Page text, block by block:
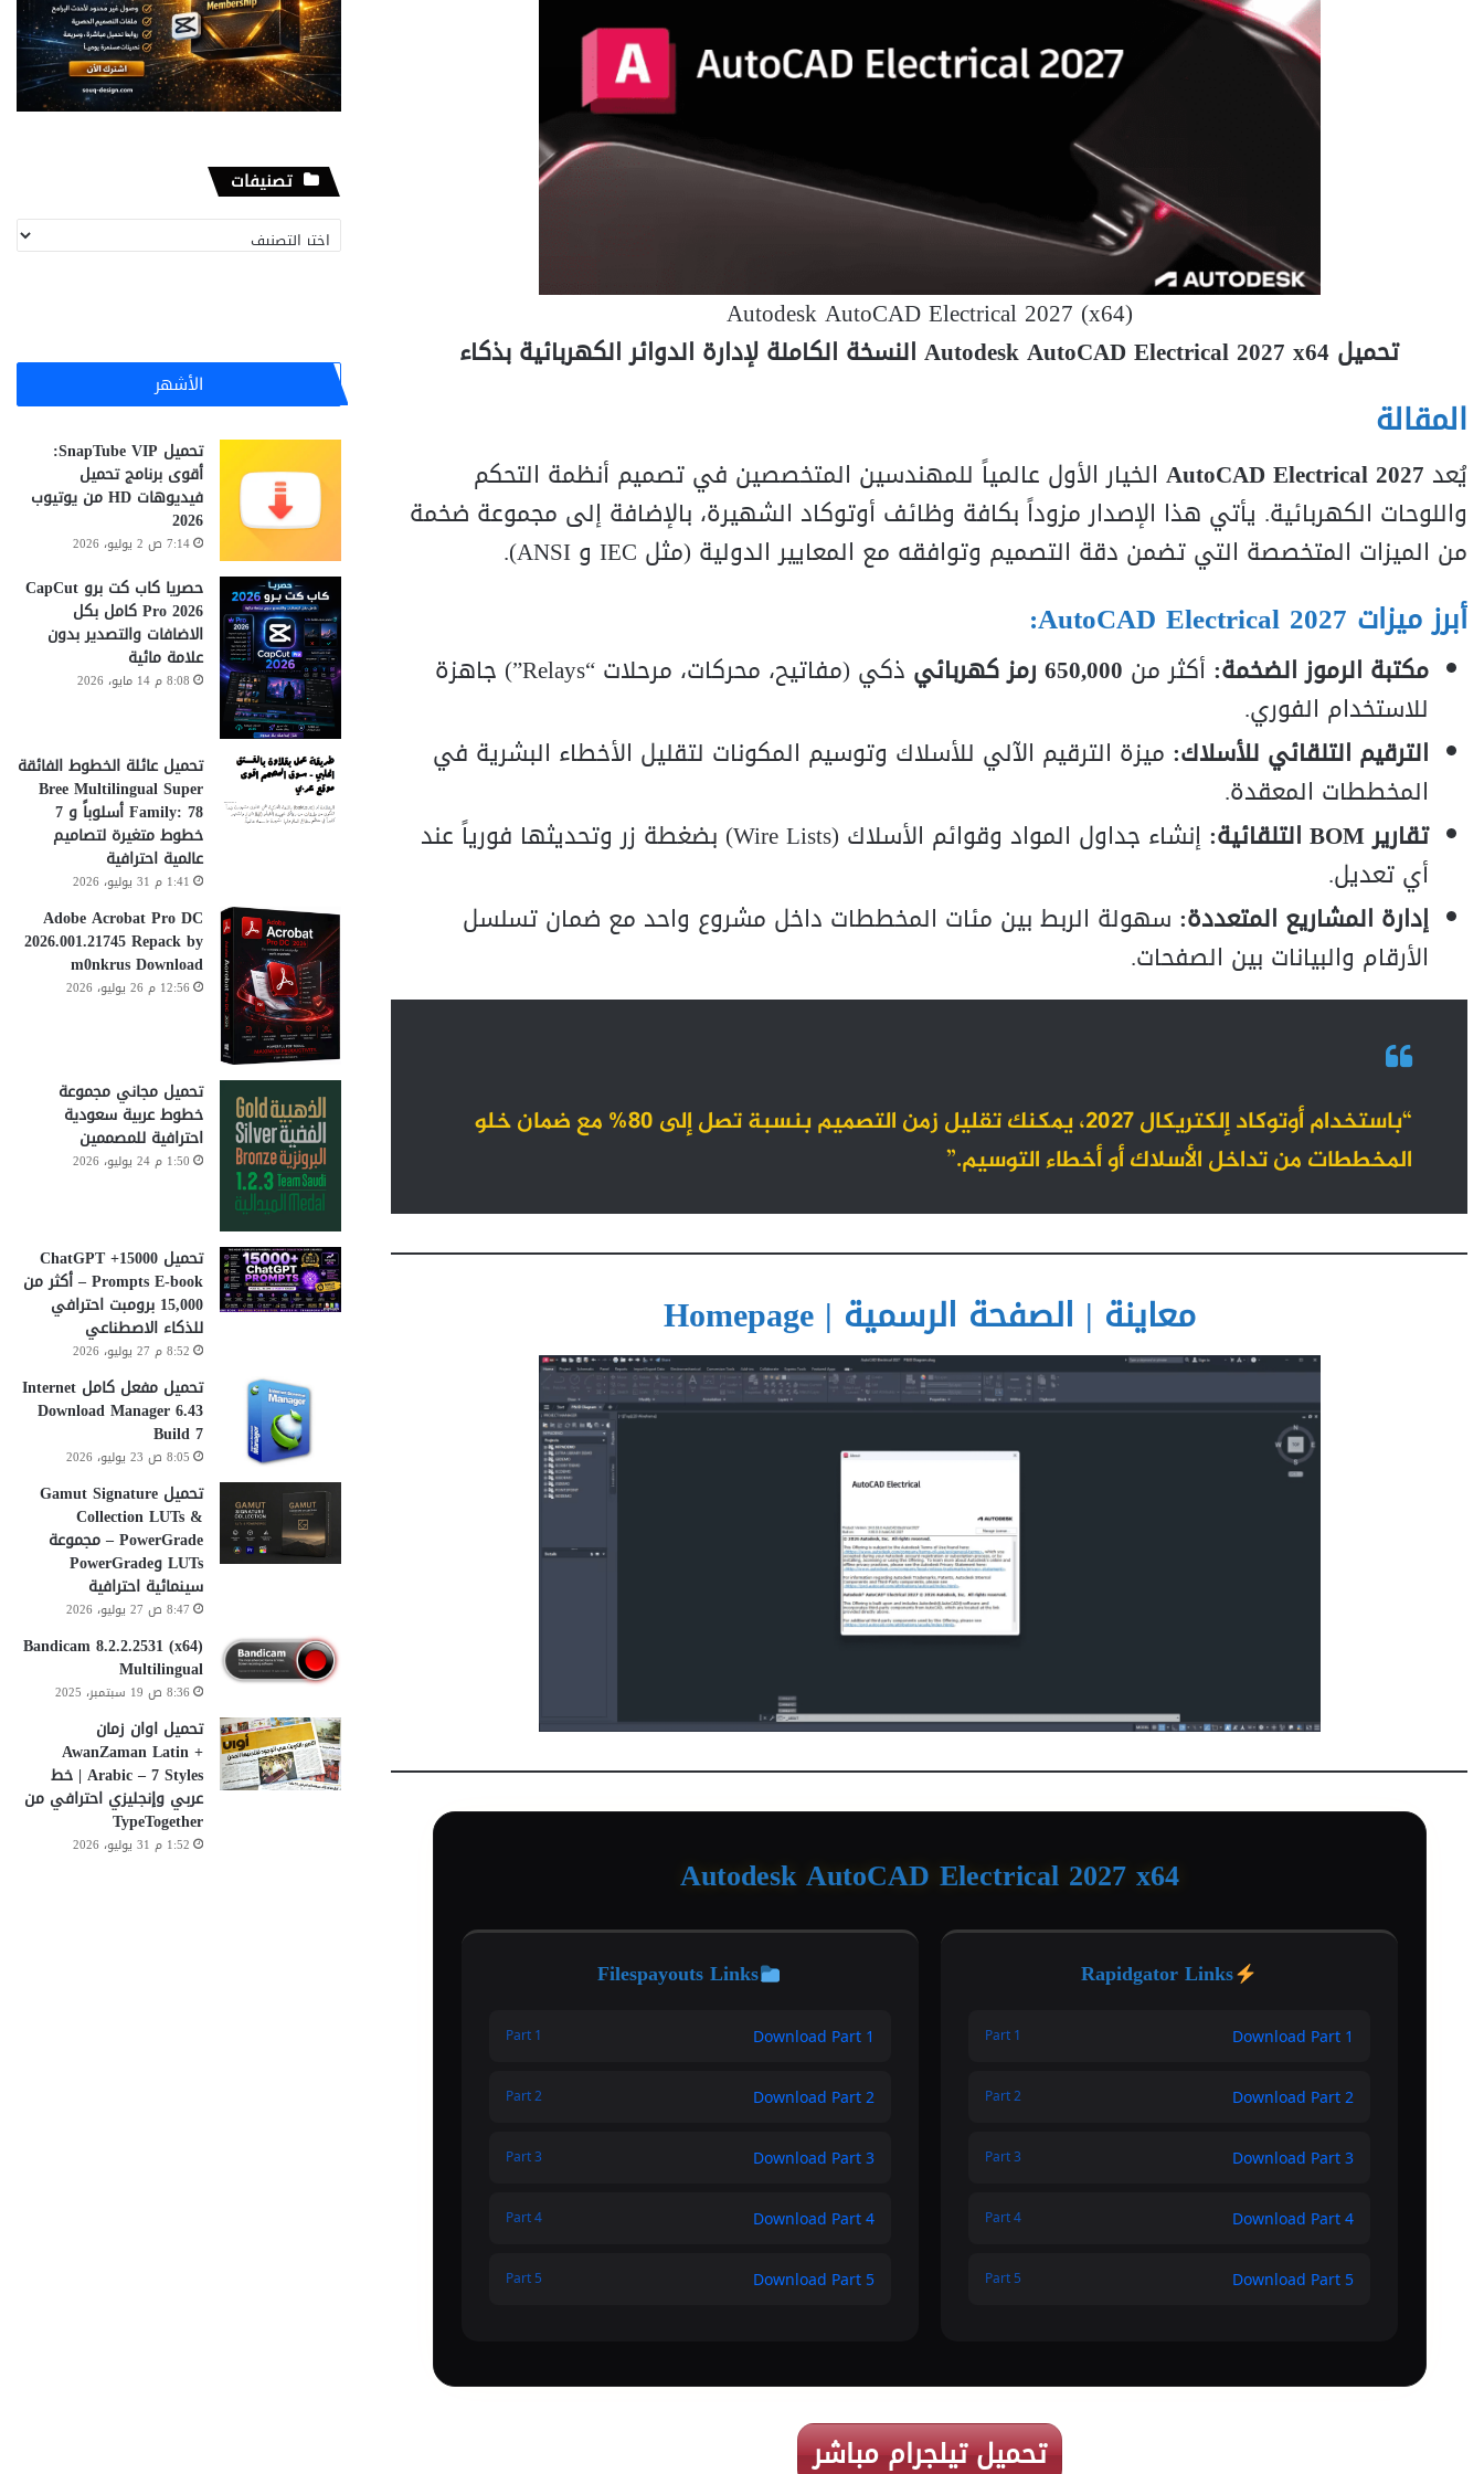
Autodesk AutoCAD Electrical 2027 (x64)
تحميل Autodesk AutoCAD Electrical 2027 x64 النسخة الكاملة لإدارة الدوائر الكهربائية بذكاء
المقالة
يُعد AutoCAD Electrical 2027 الخيار الأول عالمياً للمهندسين المتخصصين في تصميم أنظمة التحكم
واللوحات الكهربائية. يأتي هذا الإصدار مزوداً بكافة وظائف أوتوكاد الشهيرة، بالإضافة إلى مجموعة ضخمة
من الميزات المتخصصة التي تضمن دقة التصميم وتوافقه مع المعايير الدولية (مثل IEC و ANSI).
أبرز ميزات AutoCAD Electrical 2027:
مكتبة الرموز الضخمة: أكثر من 650,000 رمز كهربائي
ذكي (مفاتيح، محركات، مرحلات “Relays”) جاهزة
للاستخدام الفوري.
الترقيم التلقائي للأسلاك: ميزة الترقيم الآلي للأسلاك وتوسيم المكونات لتقليل الأخطاء البشرية في
المخططات المعقدة.
تقارير BOM التلقائية:
إنشاء جداول المواد وقوائم الأسلاك (Wire Lists) بضغطة زر وتحديثها فورياً عند
أي تعديل.
إدارة المشاريع المتعددة: سهولة الربط بين مئات المخططات داخل مشروع واحد مع ضمان تسلسل
الأرقام والبيانات بين الصفحات.
“باستخدام أوتوكاد إلكتريكال 2027، يمكنك تقليل زمن التصميم بنسبة تصل إلى 80% مع ضمان خلو
المخططات من تداخل الأسلاك أو أخطاء التوسيم.”
معاينة | الصفحة الرسمية | Homepage
Autodesk AutoCAD Electrical 2027 x64
Rapidgator Links
Download Part 1
Part 1
Download Part 2
Part 2
Download Part 3
Part 3
Download Part 4
Part 4
Download Part 5
Part 5
Filespayouts Links
Download Part 1
Part 1
Download Part 2
Part 2
Download Part 3
Part 3
Download Part 4
Part 4
Download Part 5
Part 5
تحميل تيلجرام مباشر
تصنيفات
تصنيفات
الأشهر
تحميل SnapTube VIP:
أقوى برنامج تحميل
فيديوهات HD من يوتيوب
2026
7:14 ص 2 يوليو، 2026
حصريا كاب كت برو CapCut
Pro 2026 كامل بكل
الاضافات والتصدير بدون
علامة مائية
8:08 م 14 مايو، 2026
تحميل عائلة الخطوط الفائقة
Bree Multilingual Super
Family: 78 أسلوباً و 7
خطوط متغيرة لتصاميم
عالمية احترافية
1:41 م 31 يوليو، 2026
Adobe Acrobat Pro DC
2026.001.21745 Repack by
m0nkrus Download
12:56 م 26 يوليو، 2026
تحميل مجاني مجموعة
خطوط عربية سعودية
احترافية للمصممين
1:50 م 24 يوليو، 2026
تحميل 15000+ ChatGPT
Prompts E-book – أكثر من
15,000 برومبت احترافي
للذكاء الاصطناعي
8:52 م 27 يوليو، 2026
تحميل مفعل كامل Internet
Download Manager 6.43
Build 7
8:05 ص 23 يوليو، 2026
تحميل Gamut Signature
Collection LUTs &
PowerGrade – مجموعة
LUTs وPowerGrade
سينمائية احترافية
8:47 ص 27 يوليو، 2026
Bandicam 8.2.2.2531 (x64)
Multilingual
8:36 ص 19 سبتمبر، 2025
تحميل اوان زمان
AwanZaman Latin +
Arabic – 7 Styles | خط
عربي وإنجليزي احترافي من
TypeTogether
1:52 م 31 يوليو، 2026